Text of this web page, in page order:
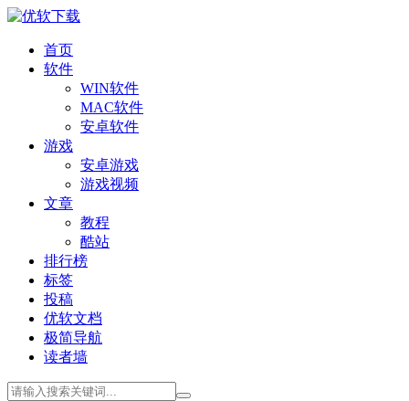
首页
软件
WIN软件
MAC软件
安卓软件
游戏
安卓游戏
游戏视频
文章
教程
酷站
排行榜
标签
投稿
优软文档
极简导航
读者墙